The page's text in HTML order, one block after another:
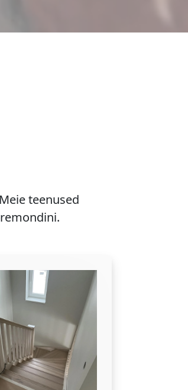
teenused